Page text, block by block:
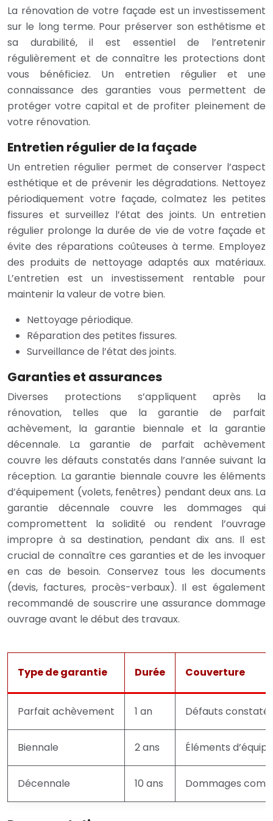
La rénovation de votre façade est un investissement
sur le long terme. Pour préserver son esthétisme et
sa durabilité, il est essentiel de l’entretenir
régulièrement et de connaître les protections dont
vous bénéficiez. Un entretien régulier et une
connaissance des garanties vous permettent de
protéger votre capital et de profiter pleinement de
votre rénovation.
Entretien régulier de la façade
Un entretien régulier permet de conserver l’aspect
esthétique et de prévenir les dégradations. Nettoyez
périodiquement votre façade, colmatez les petites
fissures et surveillez l’état des joints. Un entretien
régulier prolonge la durée de vie de votre façade et
évite des réparations coûteuses à terme. Employez
des produits de nettoyage adaptés aux matériaux.
L’entretien est un investissement rentable pour
maintenir la valeur de votre bien.
Nettoyage périodique.
Réparation des petites fissures.
Surveillance de l’état des joints.
Garanties et assurances
Diverses protections s’appliquent après la
rénovation, telles que la garantie de parfait
achèvement, la garantie biennale et la garantie
décennale. La garantie de parfait achèvement
couvre les défauts constatés dans l’année suivant la
réception. La garantie biennale couvre les éléments
d’équipement (volets, fenêtres) pendant deux ans. La
garantie décennale couvre les dommages qui
compromettent la solidité ou rendent l’ouvrage
impropre à sa destination, pendant dix ans. Il est
crucial de connaître ces garanties et de les invoquer
en cas de besoin. Conservez tous les documents
(devis, factures, procès-verbaux). Il est également
recommandé de souscrire une assurance dommage
ouvrage avant le début des travaux.
Type de garantie Durée Couverture
Parfait achèvement 1 an Défauts
Biennale 2 ans Éléments
Décennale 10 ans Dommages